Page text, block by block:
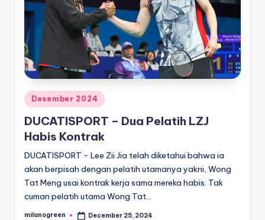
Posted
in
Desember 2024
DUCATISPORT – Dua Pelatih LZJ
Habis Kontrak
DUCATISPORT - Lee Zii Jia telah diketahui bahwa ia
akan berpisah dengan pelatih utamanya yakni, Wong
Tat Meng usai kontrak kerja sama mereka habis. Tak
cuman pelatih utama Wong Tat…
Posted
milanogreen December 25, 2024